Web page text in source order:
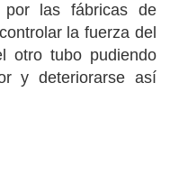
por las fábricas de
la fuerza del
otro tubo pudiendo
y deteriorarse así